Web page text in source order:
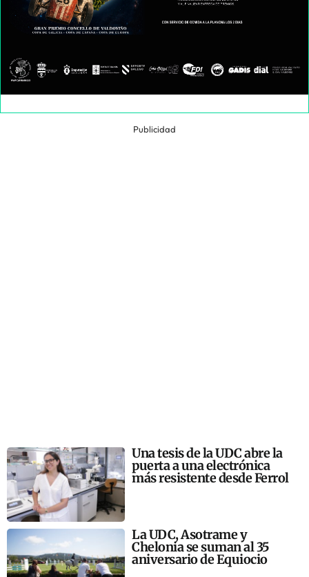
Publicidad
Una tesis de la UDC abre la
puerta a una electrónica
más resistente desde Ferrol
La UDC, Asotrame y
Chelonia se suman al 35
aniversario de Equiocio